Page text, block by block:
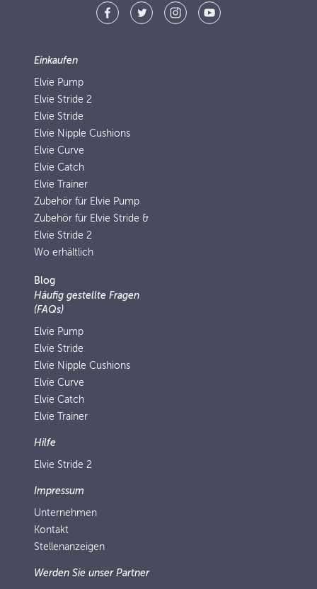
Einkaufen
Elvie Pump
Elvie Stride 2
Elvie Stride
Elvie Nipple Cushions
Elvie Curve
Elvie Catch
Elvie Trainer
Zubehör für Elvie Pump
Zubehör für Elvie Stride &
Elvie Stride 2
Wo erhältlich
Blog
Häufig gestellte Fragen
(FAQs)
Elvie Pump
Elvie Stride
Elvie Nipple Cushions
Elvie Curve
Elvie Catch
Elvie Trainer
Hilfe
Elvie Stride 2
Impressum
Unternehmen
Kontakt
Stellenanzeigen
Werden Sie unser Partner